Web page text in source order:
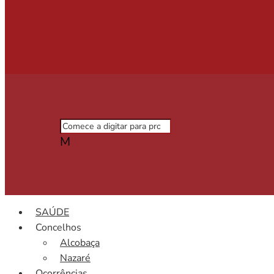
M
SAÚDE
Concelhos
Alcobaça
Nazaré